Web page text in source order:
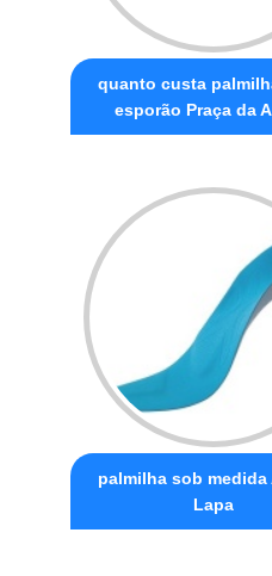
quanto custa
esporão Praça da
palmilha sob medida
Lapa